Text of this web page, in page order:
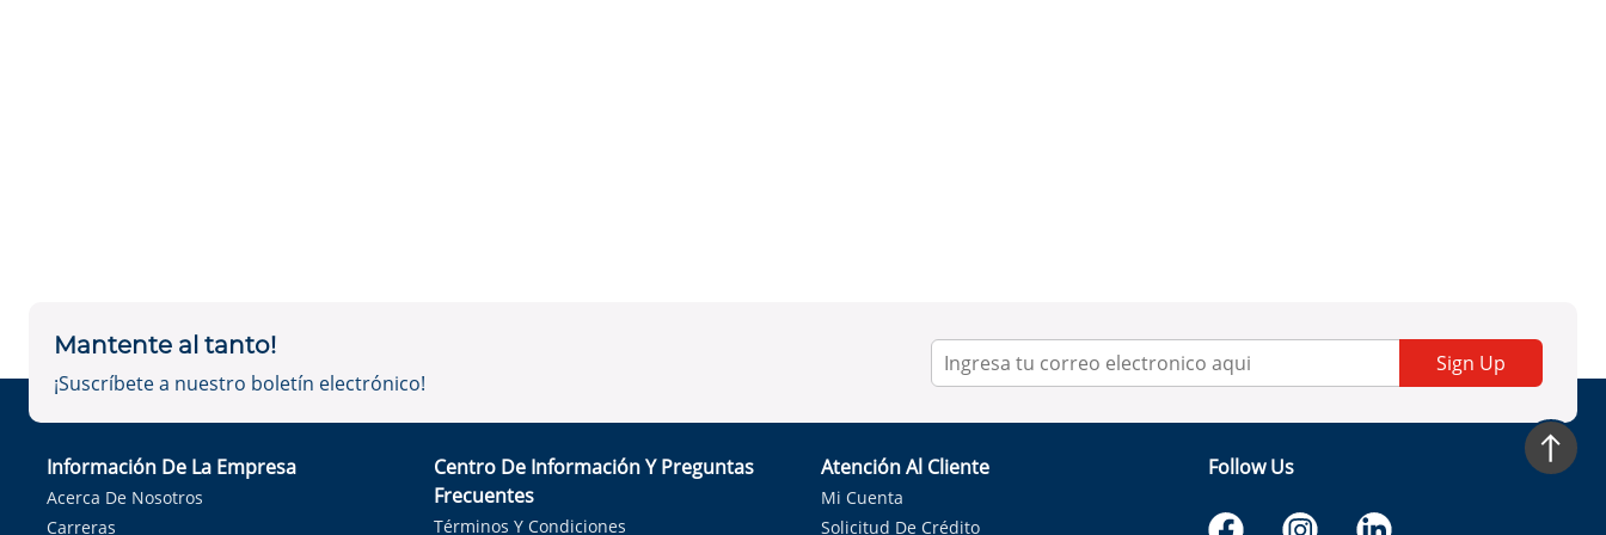
Mantente al tanto!
¡Suscríbete a nuestro boletín electrónico!
Sign Up
Información De La Empresa
Acerca De Nosotros
Carreras
Centro De Información Y Preguntas
Frecuentes
Términos Y Condiciones
Atención Al Cliente
Mi Cuenta
Solicitud De Crédito
Follow Us